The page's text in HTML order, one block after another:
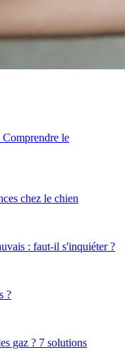
le
chez le chien
: faut-il s'inquiéter ?
?
gaz ? 7 solutions